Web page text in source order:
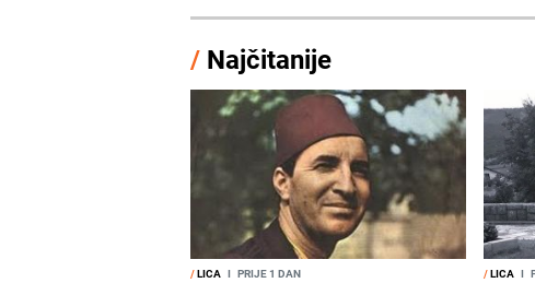
/ Najčitanije
/LICA I PRIJE 1 DAN /LICA I